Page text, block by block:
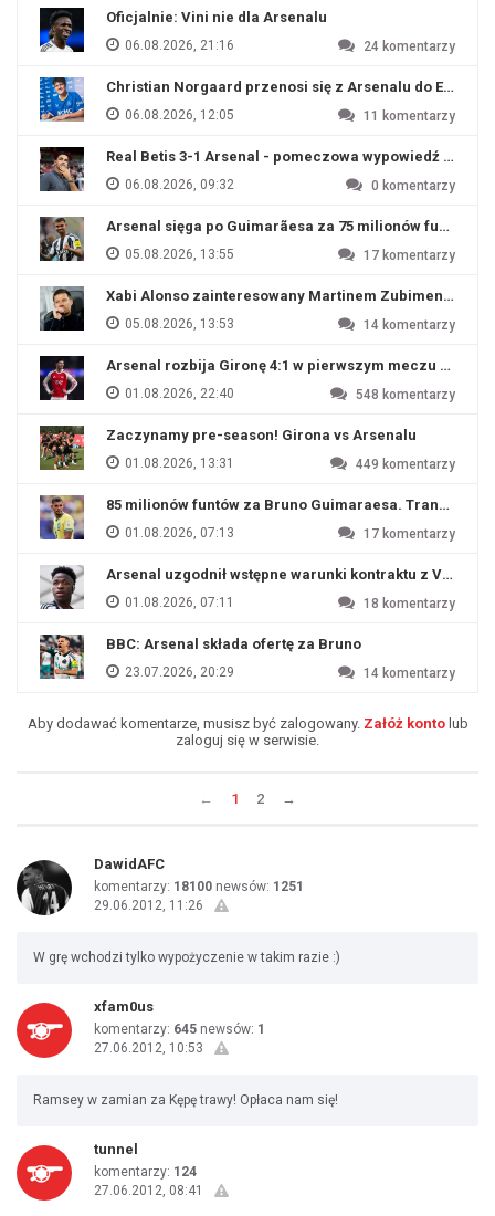
Oficjalnie: Vini nie dla Arsenalu
06.08.2026, 21:16 24 komentarzy
Christian Norgaard przenosi się z Arsenalu do
06.08.2026, 12:05 11 komentarzy
Real Betis 3-1 Arsenal - pomeczowa wypowiedź Artety
06.08.2026, 09:32 0 komentarzy
Arsenal sięga po Guimarãesa za 75 milionów funtów
05.08.2026, 13:55 17 komentarzy
Xabi Alonso zainteresowany Martinem Zubimendim
05.08.2026, 13:53 14 komentarzy
Arsenal rozbija Gironę 4:1 w pierwszym meczu
01.08.2026, 22:40 548 komentarzy
Zaczynamy pre-season! Girona vs Arsenalu
01.08.2026, 13:31 449 komentarzy
85 milionów funtów za Bruno Guimaraesa. Transfer
01.08.2026, 07:13 17 komentarzy
Arsenal uzgodnił wstępne warunki kontraktu z
01.08.2026, 07:11 18 komentarzy
BBC: Arsenal składa ofertę za Bruno
23.07.2026, 20:29 14 komentarzy
Aby dodawać komentarze, musisz być zalogowany. Załóż kontolub
zaloguj się w serwisie.
← 1 2 →
DawidAFC
komentarzy: 18100 newsów: 1251
29.06.2012, 11:26
W grę wchodzi tylko wypożyczenie w takim razie :)
xfam0us
komentarzy: 645 newsów: 1
27.06.2012, 10:53
Ramsey w zamian za Kępę trawy! Opłaca nam się!
tunnel
komentarzy: 124
27.06.2012, 08:41